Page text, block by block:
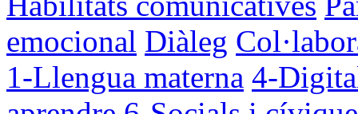
emocional Diàleg
1-Llengua materna 4-